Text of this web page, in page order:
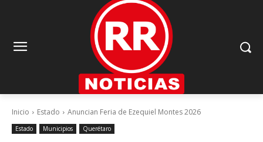
Inicio Estado Anuncian Feria de Ezequiel Montes 2026
Estado Municipios Querétaro